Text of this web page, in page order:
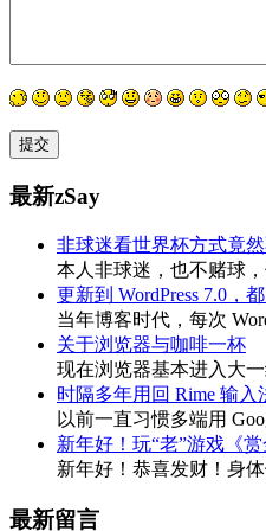
最新zSay
非球迷看世界杯方式竟
本人非球迷，也不赌球
更新到 WordPress 7.0
当年博客时代，每次
关于浏览器与咖啡一杯
现在浏览器基本进入大
时隔多年用回 Rime 输入
以前一直习惯多端用
新年好！玩“老”游戏《赏
新年好！恭喜发财！身
最新留言